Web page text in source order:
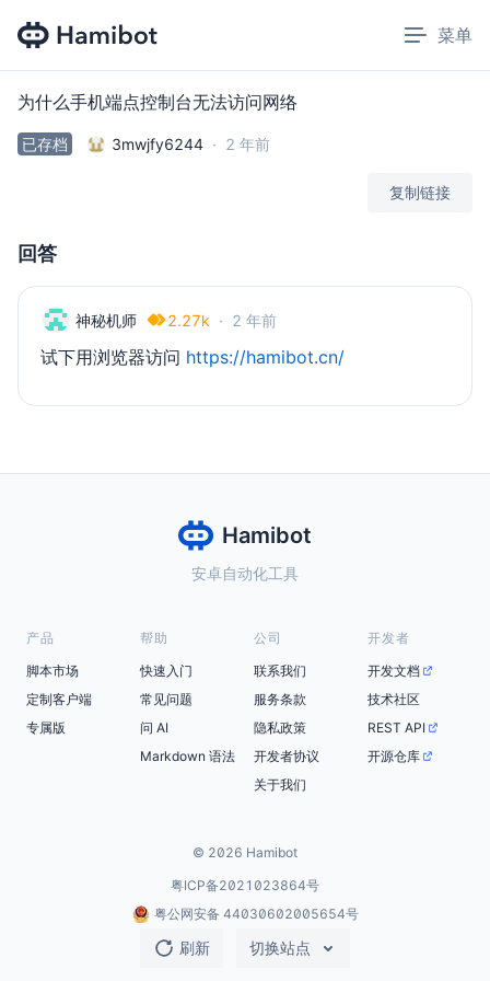
Open
菜单
为什么手机端点控制台无法访问网络
已存档 3mwjfy6244 · 2 年前
复制链接
回答
神秘机师 2.27k · 2 年前
试下用浏览器访问 https://hamibot.cn/
Hamibot
安卓自动化工具
产品
脚本市场
定制客户端
专属版
帮助
快速入门
常见问题
问 AI
Markdown 语法
公司
联系我们
服务条款
隐私政策
开发者协议
关于我们
开发者
开发文档
技术社区
REST API
开源仓库
© 2026 Hamibot
粤ICP备2021023864号
粤公网安备 44030602005654号
刷新 切换站点